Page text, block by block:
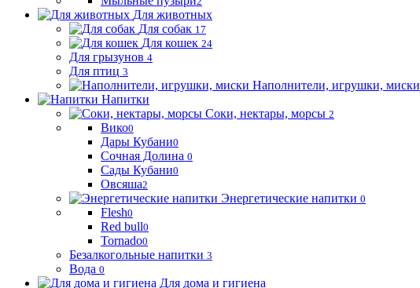
Для животных
Для собак 17
Для кошек 24
Для грызунов 4
Для птиц 3
Наполнители, игрушки, миски
Напитки
Соки, нектары, морсы 2
Вико0
Дары Кубани0
Сочная Долина 0
Сады Кубани0
Овсяша2
Энергетические напитки 0
Flesh0
Red bull0
Tornado0
Безалкогольные напитки 3
Вода 0
Для дома и гигиена